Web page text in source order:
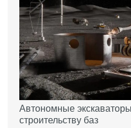
Автономные
строительству баз